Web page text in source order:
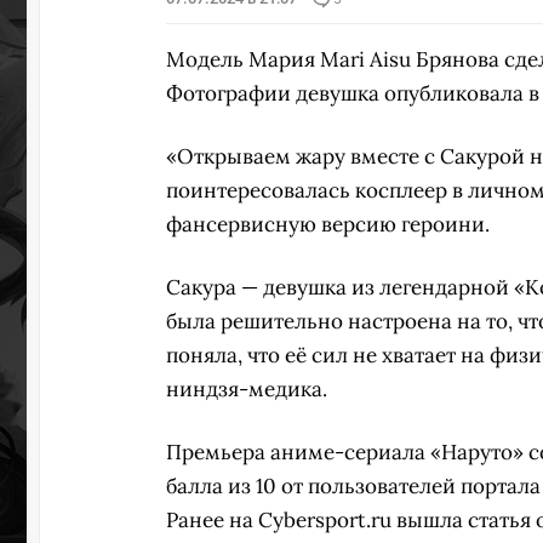
Модель Мария Mari Aisu Брянова
Фотографии девушка опубликовала
«Открываем жару вместе с Сакурой
поинтересовалась косплеер в
фансервисную версию героини.
Сакура — девушка из легендарной
была решительно настроена на то,
поняла, что её сил не хватает на
ниндзя-медика.
Премьера аниме-сериала «Наруто»
балла из 10 от пользователей
Ранее на Cybersport.ru вышла статья